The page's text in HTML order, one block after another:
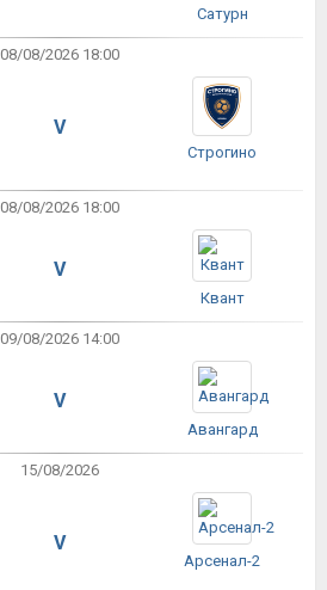
Сатурн
08/08/2026 18:00
V
Строгино
08/08/2026 18:00
V
Квант
09/08/2026 14:00
V
Авангард
15/08/2026
V
Арсенал-2